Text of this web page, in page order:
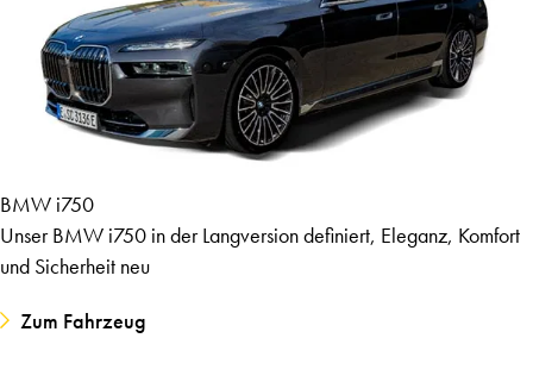
BMW i750
Unser BMW i750 in der Langversion definiert, Eleganz, Komfort
und Sicherheit neu
Zum Fahrzeug